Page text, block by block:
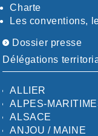
Charte
Les conventions,
Dossier presse
Délégations
ALLIER
ALPES-
ALSACE
ANJOU / MAINE